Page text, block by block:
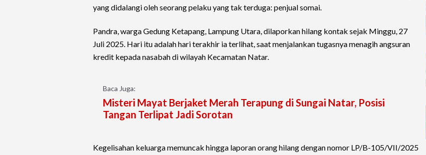
yang didalangi oleh seorang pelaku yang tak terduga: penjual somai.
Pandra, warga Gedung Ketapang, Lampung Utara, dilaporkan hilang kontak sejak Minggu, 27
Juli 2025. Hari itu adalah hari terakhir ia terlihat, saat menjalankan tugasnya menagih angsuran
kredit kepada nasabah di wilayah Kecamatan Natar.
Baca Juga:
Misteri Mayat Berjaket Merah Terapung di Sungai Natar, Posisi
Tangan Terlipat Jadi Sorotan
Kegelisahan keluarga memuncak hingga laporan orang hilang dengan nomor LP/B-105/VII/2025